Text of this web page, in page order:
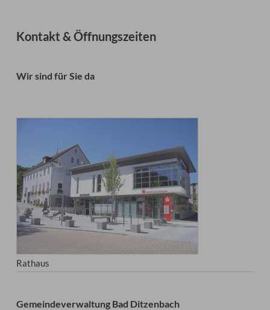
Kontakt & Öffnungszeiten
Wir sind für Sie da
Rathaus
Gemeindeverwaltung Bad Ditzenbach